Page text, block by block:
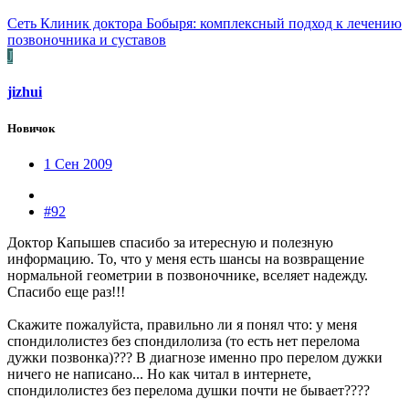
Сеть Клиник доктора Бобыря: комплексный подход к лечению
позвоночника и суставов
J
jizhui
Новичок
1 Сен 2009
#92
Доктор Капышев спасибо за итересную и полезную
информацию. То, что у меня есть шансы на возвращение
нормальной геометрии в позвоночнике, вселяет надежду.
Спасибо еще раз!!!
Скажите пожалуйста, правильно ли я понял что: у меня
спондилолистез без спондилолиза (то есть нет перелома
дужки позвонка)??? В диагнозе именно про перелом дужки
ничего не написано... Но как читал в интернете,
спондилолистез без перелома душки почти не бывает????